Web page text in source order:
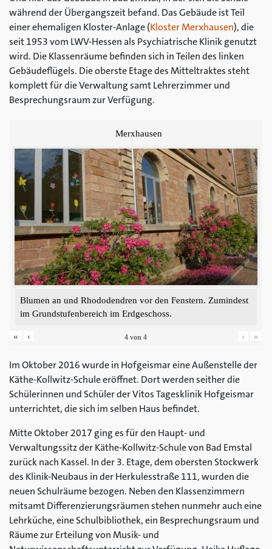
während der Übergangszeit befand. Das Gebäude ist Teil
einer ehemaligen Kloster-Anlage (Kloster Merxhausen), die
seit 1953 vom LWV-Hessen als Psychiatrische Klinik genutzt
wird. Die Klassenräume befinden sich in Teilen des linken
Gebäudeflügels. Die oberste Etage des Mitteltraktes steht
komplett für die Verwaltung samt Lehrerzimmer und
Besprechungsraum zur Verfügung.
Merxhausen
Blumen an und Rhododendren vor den Fenstern. Zumindest
im Grundstufenbereich im Erdgeschoss.
« ‹ 4 von4 › »
Im Oktober 2016 wurde in Hofgeismar eine Außenstelle der
Käthe-Kollwitz-Schule eröffnet. Dort werden seither die
Schülerinnen und Schüler der Vitos Tagesklinik Hofgeismar
unterrichtet, die sich im selben Haus befindet.
Mitte Oktober 2017 ging es für den Haupt- und
Verwaltungssitz der Käthe-Kollwitz-Schule von Bad Emstal
zurück nach Kassel. In der 3. Etage, dem obersten Stockwerk
des Klinik-Neubaus in der Herkulesstraße 111, wurden die
neuen Schulräume bezogen. Neben den Klassenzimmern
mitsamt Differenzierungsräumen stehen nunmehr auch eine
Lehrküche, eine Schulbibliothek, ein Besprechungsraum und
Räume zur Erteilung von Musik- und